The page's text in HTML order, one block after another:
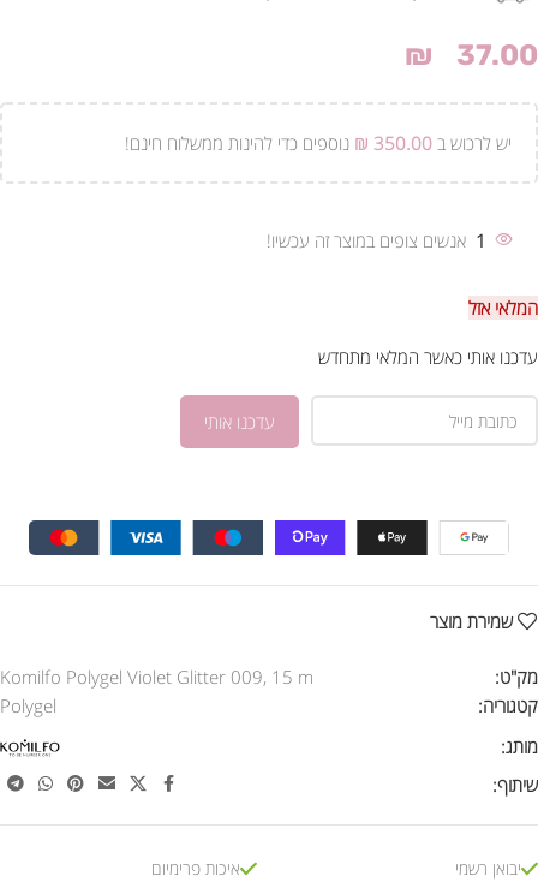
₪ 37.00
יש לרכוש ב ₪ 350.00 נוספים כדי להינות ממשלוח חינם!
1 אנשים צופים במוצר זה עכשיו!
המלאי אזל
עדכנו אותי כאשר המלאי מתחדש
שמירת מוצר
מק"ט:
Komilfo Polygel Violet Glitter 009, 15 m
קטגוריה:
Polygel
מותג:
שיתוף:
יבואן רשמי
איכות פרימיום